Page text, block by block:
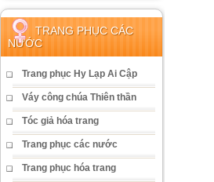
TRANG PHỤC CÁC
NƯỚC
Trang phục Hy Lạp Ai Cập
Váy công chúa Thiên thần
Tóc giả hóa trang
Trang phục các nước
Trang phục hóa trang